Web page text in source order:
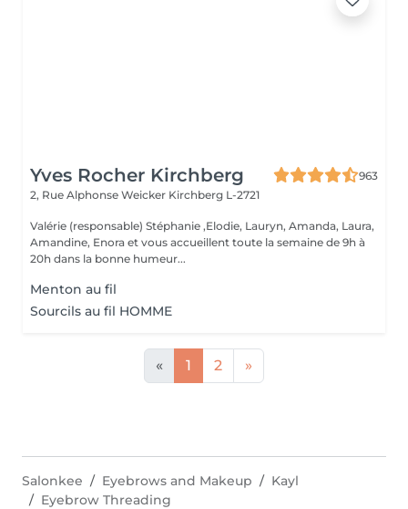
Yves Rocher Kirchberg
963
2, Rue Alphonse Weicker Kirchberg L-2721
Valérie (responsable) Stéphanie ,Elodie, Lauryn, Amanda, Laura,
Amandine, Enora et vous accueillent toute la semaine de 9h à
20h dans la bonne humeur...
Menton au fil
Sourcils au fil HOMME
« 1 2 »
Salonkee Eyebrows and Makeup
Kayl
Eyebrow Threading